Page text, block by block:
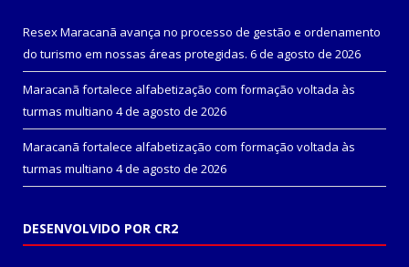
Resex Maracanã avança no processo de gestão e ordenamento
do turismo em nossas áreas protegidas. 6 de agosto de 2026
Maracanã fortalece alfabetização com formação voltada às
turmas multiano 4 de agosto de 2026
Maracanã fortalece alfabetização com formação voltada às
turmas multiano 4 de agosto de 2026
DESENVOLVIDO POR CR2